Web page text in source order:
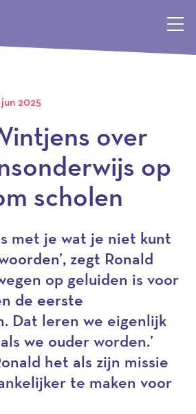
terug naar de homepagina
2025
over
op
scholen
met je wat je niet kunt
zegt Ronald
op geluiden is voor
de eerste
Dat leren we eigenlijk
we ouder worden.’
het als zijn missie
te maken voor